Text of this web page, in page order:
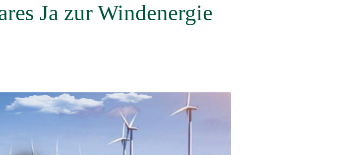
Ja zur Windenergie